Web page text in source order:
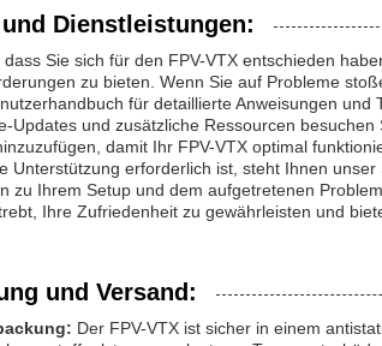
Dienstleistungen:
dass Sie sich für den FPV-VTX entschieden
zu bieten. Wenn Sie auf Probleme
für detaillierte Anweisungen und
Updates und zusätzliche Ressourcen
damit Ihr FPV-VTX optimal
Unterstützung erforderlich ist, steht Ihnen
zu Ihrem Setup und dem aufgetretenen
Ihre Zufriedenheit zu gewährleisten und
und Versand:
Der FPV-VTX ist sicher in einem